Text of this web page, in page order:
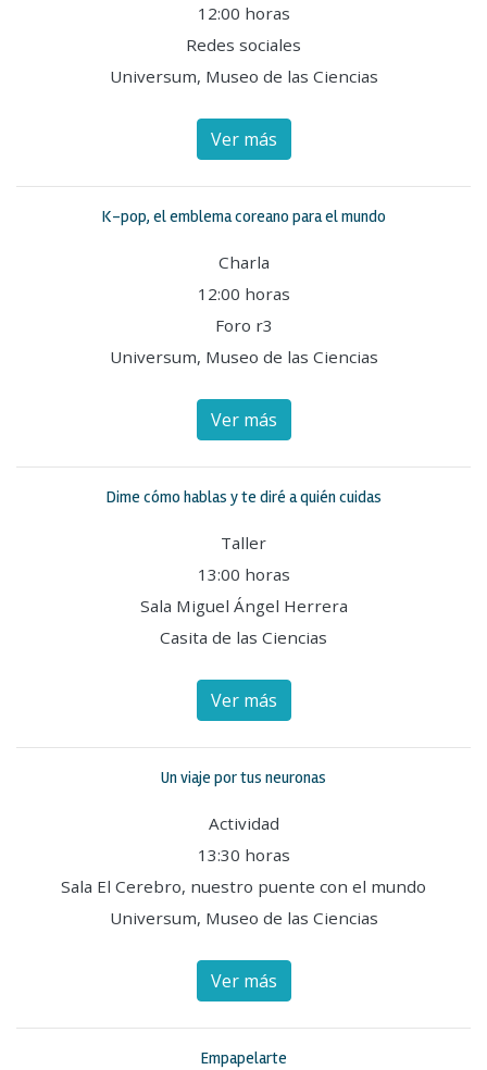
12:00 horas
Redes sociales
Universum, Museo de las Ciencias
Ver más
K-pop, el emblema coreano para el mundo
Charla
12:00 horas
Foro r3
Universum, Museo de las Ciencias
Ver más
Dime cómo hablas y te diré a quién cuidas
Taller
13:00 horas
Sala Miguel Ángel Herrera
Casita de las Ciencias
Ver más
Un viaje por tus neuronas
Actividad
13:30 horas
Sala El Cerebro, nuestro puente con el mundo
Universum, Museo de las Ciencias
Ver más
Empapelarte